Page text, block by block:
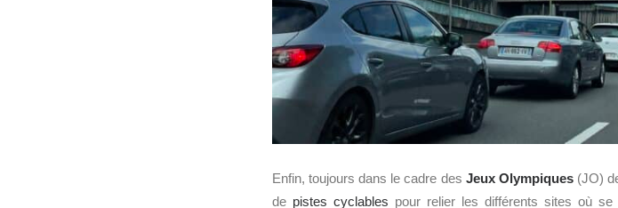
Enfin, toujours dans le cadre des Jeux Olympiques(JO)
de pistes cyclables pour relier les différents sites où